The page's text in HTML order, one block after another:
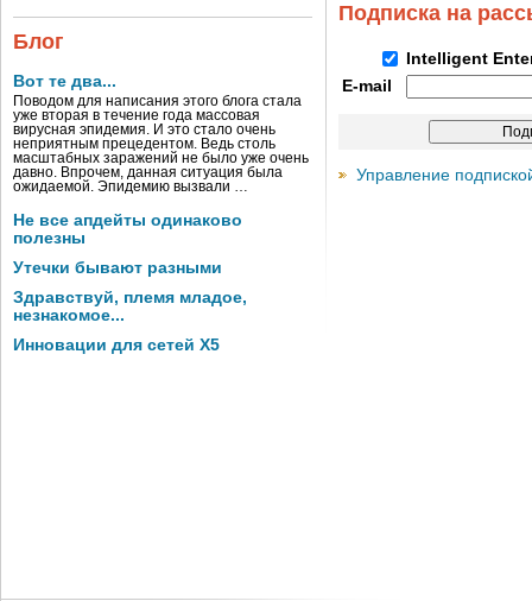
Блог
Вот те два...
Поводом для написания этого блога стала
уже вторая в течение года массовая
вирусная эпидемия. И это стало очень
неприятным прецедентом. Ведь столь
масштабных заражений не было уже очень
давно. Впрочем, данная ситуация была
ожидаемой. Эпидемию вызвали …
Не все апдейты одинаково
полезны
Утечки бывают разными
Здравствуй, племя младое,
незнакомое...
Инновации для сетей X5
Подписка на
Intelligent
E-mail
Управление